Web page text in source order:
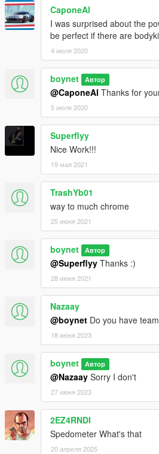
CaponeAl
I was surprised about the
be perfect if there are
4 июля 2020
boynet Автор
@CaponeAl Thanks for
5 июля 2020
Superflyy
Nice Work!!!
19 мая 2021
TrashYb01
way to much chrome
25 июня 2021
boynet Автор
@Superflyy Thanks :)
28 июня 2021
Nazaay
@boynet Do you have
18 июня 2023
boynet Автор
@Nazaay Sorry I don't
27 июня 2023
2EZ4RNDI
Spedometer What's that
20 апреля 2025